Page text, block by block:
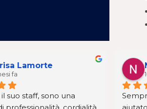
Lamorte
fa
suo staff, sono una